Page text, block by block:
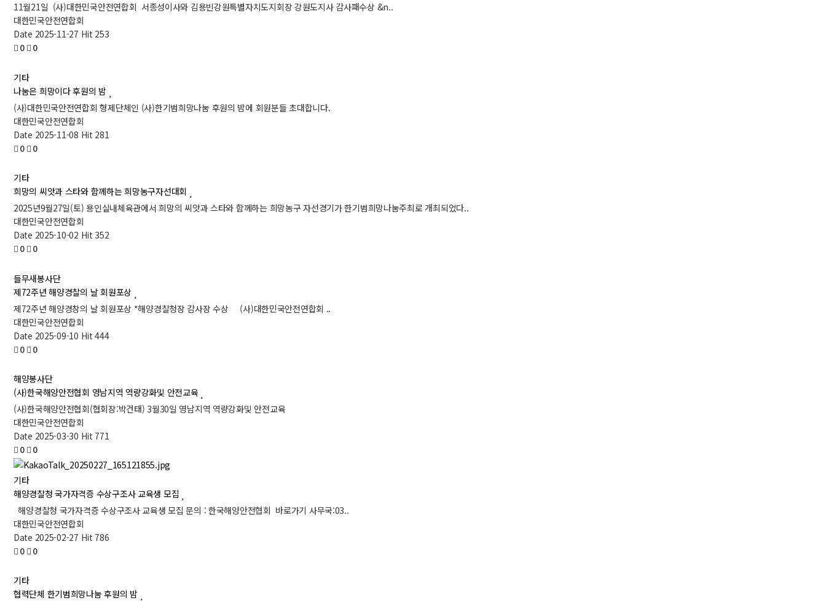
11월21일 (사)대한민국안전연합회 서종성이사와 김용빈강원특별자치도지회장 강원도지사 감사패수상 &n..
대한민국안전연합회
Date 2025-11-27 Hit 253
0
0
기타
나눔은 희망이다 후원의 밤
(사)대한민국안전연합회 형제단체인 (사)한기범희망나눔 후원의 밤에 회원분들 초대합니다.
대한민국안전연합회
Date 2025-11-08 Hit 281
0
0
기타
희망의 씨앗과 스타와 함께하는 희망농구자선대회
2025년9월27일(토) 용인실내체육관에서 희망의 씨앗과 스타와 함께하는 희망농구 자선경기가 한기범희망나눔주최로 개최되었다..
대한민국안전연합회
Date 2025-10-02 Hit 352
0
0
들무새봉사단
제72주년 해양경찰의 날 회원포상
제72주년 해양경창의 날 회원포상 *해양경찰청장 감사장 수상 (사)대한민국안전연합회 ..
대한민국안전연합회
Date 2025-09-10 Hit 444
0
0
해양봉사단
(사)한국해양안전협회 영남지역 역량강화및 안전교육
(사)한국해양안전협회(협회장:박건태) 3월30일 영남지역 역량강화및 안전교육
대한민국안전연합회
Date 2025-03-30 Hit 771
0
0
기타
해양경찰청 국가자격증 수상구조사 교육생 모집
해양경찰청 국가자격증 수상구조사 교육생 모집 문의 : 한국해양안전협회 바로가기 사무국:03..
대한민국안전연합회
Date 2025-02-27 Hit 786
0
0
기타
협력단체 한기범희망나눔 후원의 밤